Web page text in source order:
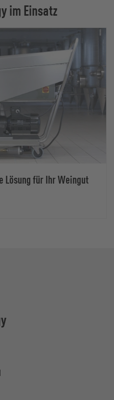
im Einsatz
Lösung für Ihr Weingut